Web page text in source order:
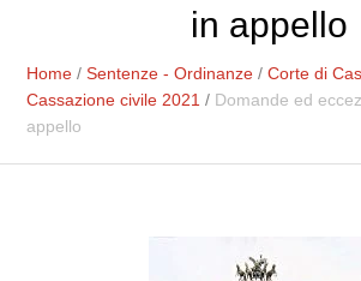
in appello
Home /Sentenze - Ordinanze /Corte di
Cassazione civile 2021 / Domande ed
appello